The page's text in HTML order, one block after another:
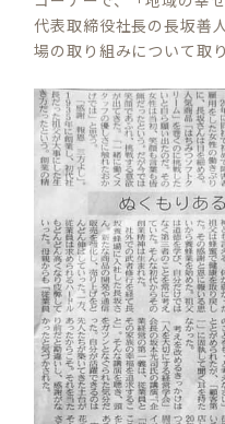
代表取締役社長の長坂善
場の取り組みについて取